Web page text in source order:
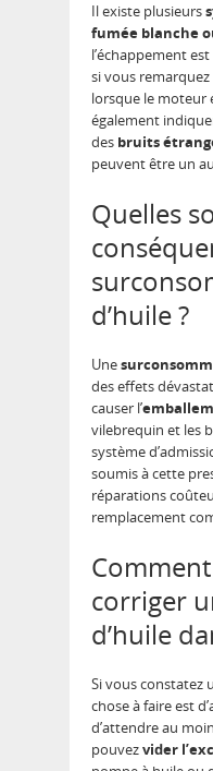
Il existe plusieurs
fumée blanche
l’échappement
si vous
lorsque le moteur
également
des bruits
peuvent être un
Quelles
d’huile ?
Une
des effets
causer l’
vilebrequin et les
système
soumis à cette
réparations
remplacement
corriger
d’huile
Si vous constatez
chose à faire est
d’attendre au
pouvezvider